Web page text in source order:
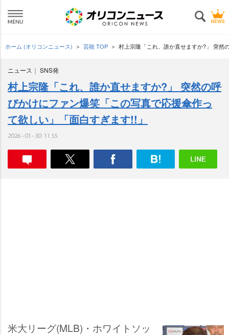
ホーム (オリコンニュース) 芸能 TOP 村上宗隆「これ、誰か直せますか?」 突然
ニュース SNS発
村上宗隆「これ、誰か直せますか?」 突然の呼
びかけにファン爆笑「この写真で応援傘作っ
て欲しい」「面白すぎます!!」
2026-01-30 11:55
米大リーグ(MLB)・ホワイトソッ